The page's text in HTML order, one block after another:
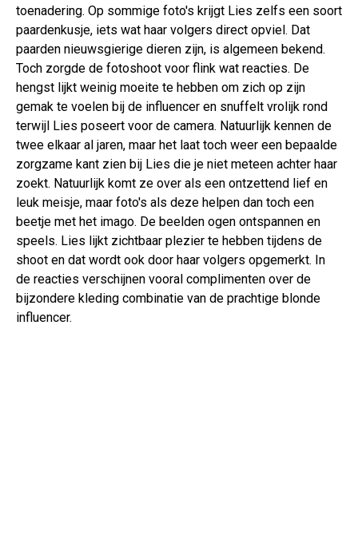
toenadering. Op sommige foto's krijgt Lies zelfs een soort
paardenkusje, iets wat haar volgers direct opviel. Dat
paarden nieuwsgierige dieren zijn, is algemeen bekend.
Toch zorgde de fotoshoot voor flink wat reacties. De
hengst lijkt weinig moeite te hebben om zich op zijn
gemak te voelen bij de influencer en snuffelt vrolijk rond
terwijl Lies poseert voor de camera. Natuurlijk kennen de
twee elkaar al jaren, maar het laat toch weer een bepaalde
zorgzame kant zien bij Lies die je niet meteen achter haar
zoekt. Natuurlijk komt ze over als een ontzettend lief en
leuk meisje, maar foto's als deze helpen dan toch een
beetje met het imago. De beelden ogen ontspannen en
speels. Lies lijkt zichtbaar plezier te hebben tijdens de
shoot en dat wordt ook door haar volgers opgemerkt. In
de reacties verschijnen vooral complimenten over de
bijzondere kleding combinatie van de prachtige blonde
influencer.